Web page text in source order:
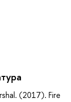
(2017). Fire